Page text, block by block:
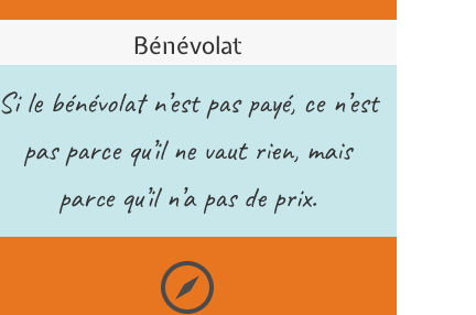
Bénévolat
Si le bénévolat n’est pas payé, ce n’est
pas parce qu’il ne vaut rien, mais
parce qu’il n’a pas de prix.